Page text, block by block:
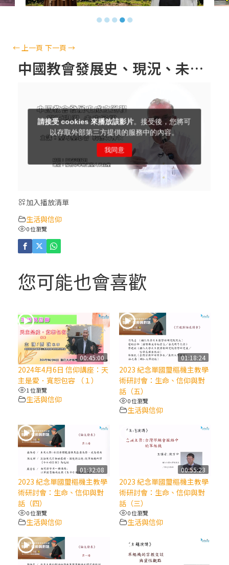
【信仰之旅】第十三集：「天主十誡(上)」
—金毓瑋 神父
【信仰之旅】第十二集：「聖母、聖人」—
【信仰之旅】第十一集：「教 會」—林必能
神父
【信仰之旅】第十集：「逾越奧蹟」— 錢玲
(5)黃敏正主教帶你做「四旬期避靜」—【逾
人相遇
(2)黃敏正主教帶你做「四旬期避靜」—【逾
越的智慧】：七項齋戒的意義與益處
【信仰之旅】第九集：「如果你的痛苦比快
樂多」—歐義明神父 / 應芝莉老師
越的智慧】：聖方濟的靈修，「不占為己
有」
【信仰之旅】第八集：「耶穌為什麼降生到
人世」—高樂祈修女
2025/10/10【萬物讚頌頌歌 – 太陽與生態音
樂會】紀念聖方濟與已逝教宗方濟各（中）
2025/10/10【萬物讚頌頌歌 – 太陽與生態音
樂會】紀念聖方濟與已逝教宗方濟各（下）
●●●●●
← 上一頁 下一頁→
中國教會發展史、現況、未來展望(中)–共三段
加入播放清單
生活與信仰
0 位瀏覽
您可能也會喜歡
00:45:00
2024年4月6日 信仰講座：天
主是愛．寬恕包容 （１）
1 位瀏覽
生活與信仰
01:18:24
2023 紀念單國璽樞機主教學
術研討會：生命、信仰與對
話（五）
0 位瀏覽
生活與信仰
01:32:08
2023 紀念單國璽樞機主教學
術研討會：生命、信仰與對
話（四）
0 位瀏覽
生活與信仰
00:55:23
2023 紀念單國璽樞機主教學
術研討會：生命、信仰與對
話（三）
0 位瀏覽
生活與信仰